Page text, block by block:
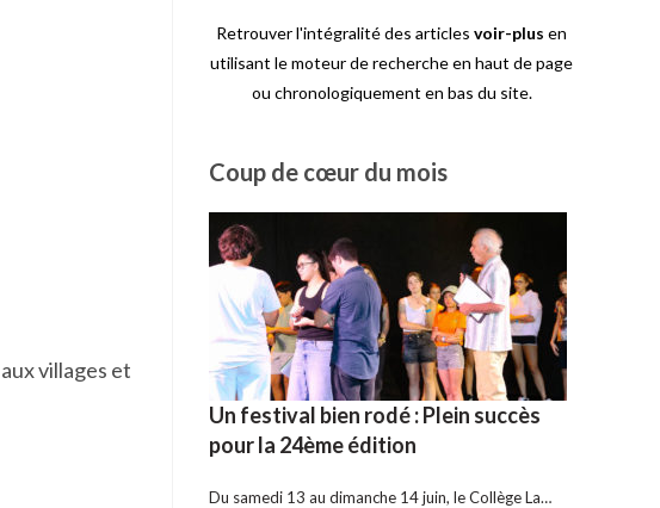
villages et
Retrouver l'intégralité des articles voir-plus en
utilisant le moteur de recherche en haut de page
ou chronologiquement en bas du site.
Coup de cœur du mois
Un festival bien rodé : Plein succès
pour la 24ème édition
Du samedi 13 au dimanche 14 juin, le Collège La…